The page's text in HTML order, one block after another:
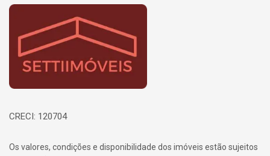
Página inicial
CRECI: 120704
Os valores, condições e disponibilidade dos imóveis estão sujeitos